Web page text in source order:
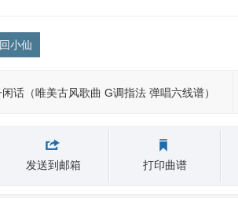
回小仙
话（唯美古风歌曲 G调指法 弹唱六线谱）
发送到邮箱 打印曲谱